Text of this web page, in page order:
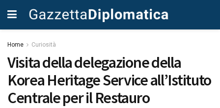
Home Curiosità
Visita della delegazione della
Korea Heritage Service all’Istituto
Centrale per il Restauro